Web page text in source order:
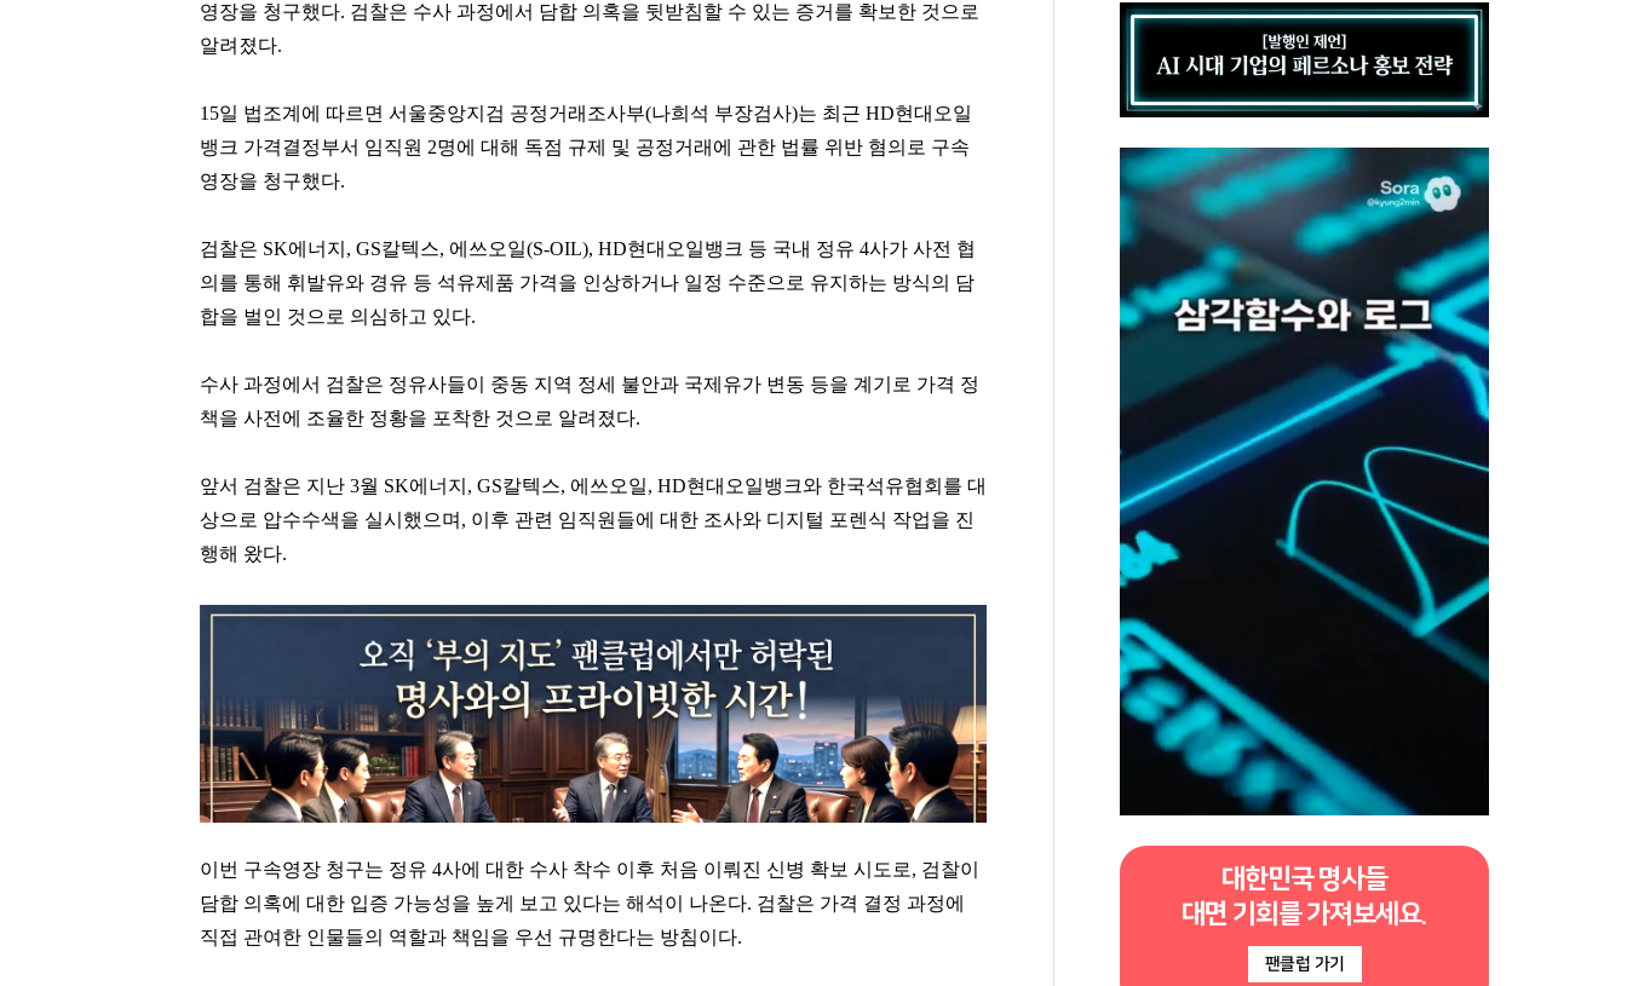
영장을 청구했다. 검찰은 수사 과정에서 담합 의혹을 뒷받침할 수 있는 증거를 확보한 것으로
알려졌다.
15일 법조계에 따르면 서울중앙지검 공정거래조사부(나희석 부장검사)는 최근 HD현대오일
뱅크 가격결정부서 임직원 2명에 대해 독점 규제 및 공정거래에 관한 법률 위반 혐의로 구속
영장을 청구했다.
검찰은 SK에너지, GS칼텍스, 에쓰오일(S-OIL), HD현대오일뱅크 등 국내 정유 4사가 사전 협
의를 통해 휘발유와 경유 등 석유제품 가격을 인상하거나 일정 수준으로 유지하는 방식의 담
합을 벌인 것으로 의심하고 있다.
수사 과정에서 검찰은 정유사들이 중동 지역 정세 불안과 국제유가 변동 등을 계기로 가격 정
책을 사전에 조율한 정황을 포착한 것으로 알려졌다.
앞서 검찰은 지난 3월 SK에너지, GS칼텍스, 에쓰오일, HD현대오일뱅크와 한국석유협회를 대
상으로 압수수색을 실시했으며, 이후 관련 임직원들에 대한 조사와 디지털 포렌식 작업을 진
행해 왔다.
이번 구속영장 청구는 정유 4사에 대한 수사 착수 이후 처음 이뤄진 신병 확보 시도로, 검찰이
담합 의혹에 대한 입증 가능성을 높게 보고 있다는 해석이 나온다. 검찰은 가격 결정 과정에
직접 관여한 인물들의 역할과 책임을 우선 규명한다는 방침이다.
대한민국 명사들
대면 기회를 가져보세요.
팬클럽 가기